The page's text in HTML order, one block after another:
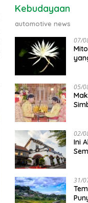
Kebudayaan
automotive news
07/
05/
02/
Ini
31/